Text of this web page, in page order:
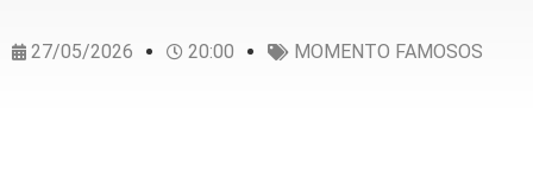
27/05/2026 20:00 MOMENTO FAMOSOS